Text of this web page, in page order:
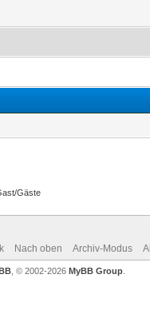
Gäste
Nach oben Archiv-Modus
, © 2002-2026 MyBB Group